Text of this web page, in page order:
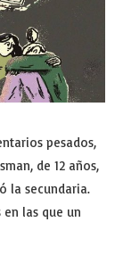
pesados,
de 12 años,
la secundaria.
las que un